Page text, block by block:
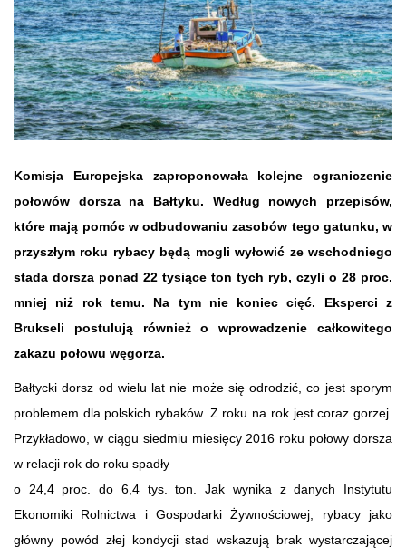
Komisja Europejska zaproponowała kolejne ograniczenie
połowów dorsza na Bałtyku. Według nowych przepisów,
które mają pomóc w odbudowaniu zasobów tego gatunku, w
przyszłym roku rybacy będą mogli wyłowić ze wschodniego
stada dorsza ponad 22 tysiące ton tych ryb, czyli o 28 proc.
mniej niż rok temu. Na tym nie koniec cięć. Eksperci z
Brukseli postulują również o wprowadzenie całkowitego
zakazu połowu węgorza.
Bałtycki dorsz od wielu lat nie może się odrodzić, co jest sporym
problemem dla polskich rybaków. Z roku na rok jest coraz gorzej.
Przykładowo, w ciągu siedmiu miesięcy 2016 roku połowy dorsza
w relacji rok do roku spadły
o 24,4 proc. do 6,4 tys. ton. Jak wynika z danych Instytutu
Ekonomiki Rolnictwa i Gospodarki Żywnościowej, rybacy jako
główny powód złej kondycji stad wskazują brak wystarczającej